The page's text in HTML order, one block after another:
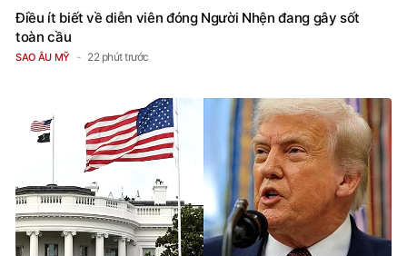
Điều ít biết về diễn viên đóng Người Nhện đang gây sốt
toàn cầu
SAO ÂU MỸ 22 phút trước